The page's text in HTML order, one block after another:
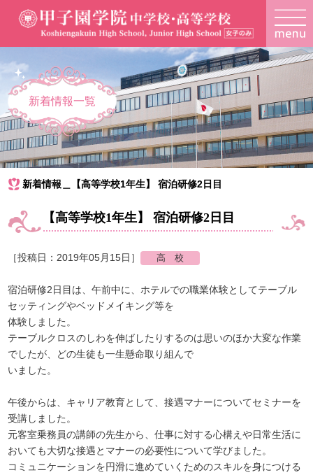
新着情報一覧
新着情報＿【高等学校1年生】 宿泊研修2日目
【高等学校1年生】 宿泊研修2日目
［投稿日：2019年05月15日］
宿泊研修2日目は、午前中に、ホテルでの職業体験としてテーブル
セッティングやベッドメイキング等を
体験しました。
テーブルクロスのしわを伸ばしたりするのは思いのほか大変な作業
でしたが、どの生徒も一生懸命取り組んで
いました。
午後からは、キャリア教育として、接遇マナーについてセミナーを
受講しました。
元客室乗務員の講師の先生から、仕事に対する心構えや日常生活に
おいても大切な接遇とマナーの必要性について学びました。
コミュニケーションを円滑に進めていくためのスキルを身につける